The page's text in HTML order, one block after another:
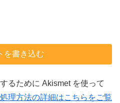
を書き込む
るために Akismet を使って
理方法の詳細はこちらをご覧